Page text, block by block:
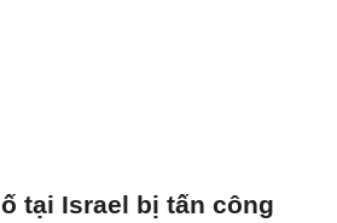
tại Israel bị tấn công